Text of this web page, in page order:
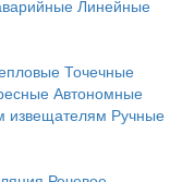
Линейные
Точечные
Автономные
извещателям Ручные